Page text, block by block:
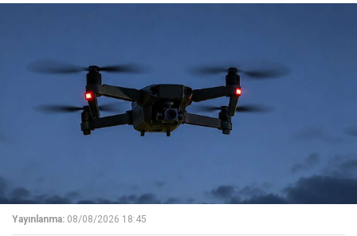
Yayınlanma: 08/08/2026 18:45